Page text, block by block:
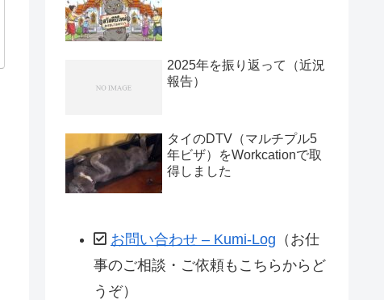
2025年を振り返って（近況
報告）
タイのDTV（マルチプル5
年ビザ）をWorkcationで取
得しました
お問い合わせ – Kumi-Log （お仕
事のご相談・ご依頼もこちらからど
うぞ）